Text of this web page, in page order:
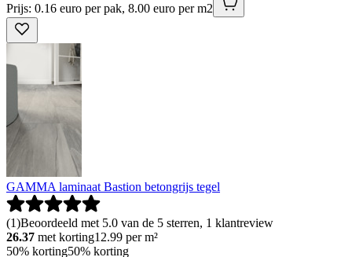
Prijs: 0.16 euro per pak, 8.00 euro per m2
GAMMA laminaat Bastion betongrijs tegel
(1)Beoordeeld met 5.0 van de 5 sterren, 1 klantreview
26.37 met korting12.99 per m²
50% korting50% korting